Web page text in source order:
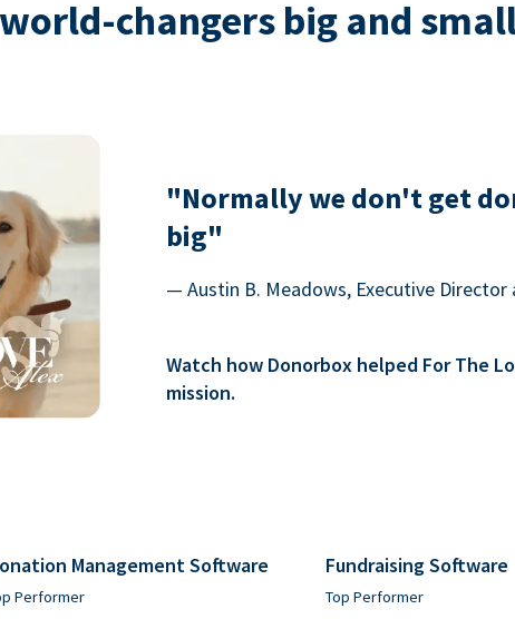
changers big and
"Normally we don't get
big"
— Austin B. Meadows, Executive
Watch how Donorbox helped For The
mission.
Management Software
Performer
Fundraising Software
Top Performer